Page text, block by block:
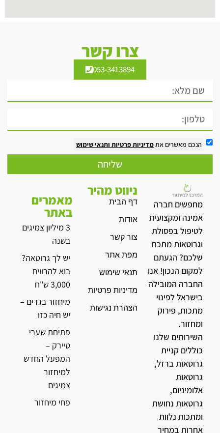
צרו קשר
053-3413894
הנכם מאשרים אתמדיניות פרטיות ותנאי שימוש
שליחה
מחפשים חברה
אמינה ומקצועית
לטיפול בפסולת
וגרוטאות מתכת
שלכם? הגעתם
למקום הנכון! אנו
החברה המובילה
בישראל לפינוי
מתכות, פירוק
ומחזור.
השירותים שלנו
כוללים קניית
גרוטאות ברזל,
גרוטאות
אלומיניום,
גרוטאות נחושת
ומתכות נלוות
אחרות במחיר
ניווט מהיר
דף הבית
אודות
צור קשר
מפת אתר
תנאי שימוש
מדיניות פרטיות
הצהרת נגישות
מאמרים
באתר
3 מיליון צמיגים
בשנה
יש לך גרוטאה?
בוא להרוויח
3,000 ש"ח
מיחזור בגדים –
יש חיה כזו
פתיחת שערי
טיירק –
המפעל החדש
למיחזור
צמיגים
פחי מיחזור